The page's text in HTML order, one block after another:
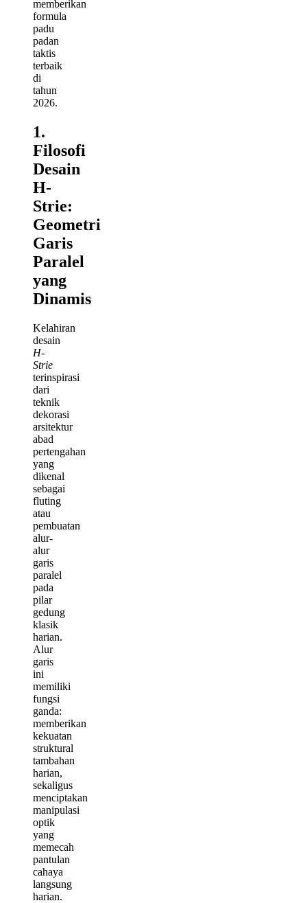
memberikan
formula
padu
padan
taktis
terbaik
di
tahun
2026.
1.
Filosofi
Desain
H-
Strie:
Geometri
Garis
Paralel
yang
Dinamis
Kelahiran
desain
H-
Strie
terinspirasi
dari
teknik
dekorasi
arsitektur
abad
pertengahan
yang
dikenal
sebagai
fluting
atau
pembuatan
alur-
alur
garis
paralel
pada
pilar
gedung
klasik
harian.
Alur
garis
ini
memiliki
fungsi
ganda:
memberikan
kekuatan
struktural
tambahan
harian,
sekaligus
menciptakan
manipulasi
optik
yang
memecah
pantulan
cahaya
langsung
harian.